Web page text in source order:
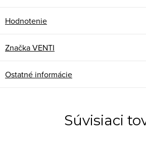
Hodnotenie
ZnačkaVENTI
Ostatné informácie
Súvisiaci